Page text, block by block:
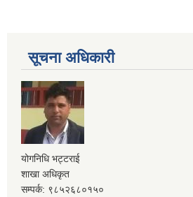
सूचना अधिकारी
योगनिधि भट्टराई
शाखा अधिकृत
सम्पर्क: ९८५२६८०१५०